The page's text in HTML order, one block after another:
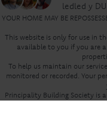
ledled y DU.
YOUR HOME MAY BE
This website is only for use in
available to you if you are
To help us maintain our
monitored or recorded. Your
Principality Building Society is